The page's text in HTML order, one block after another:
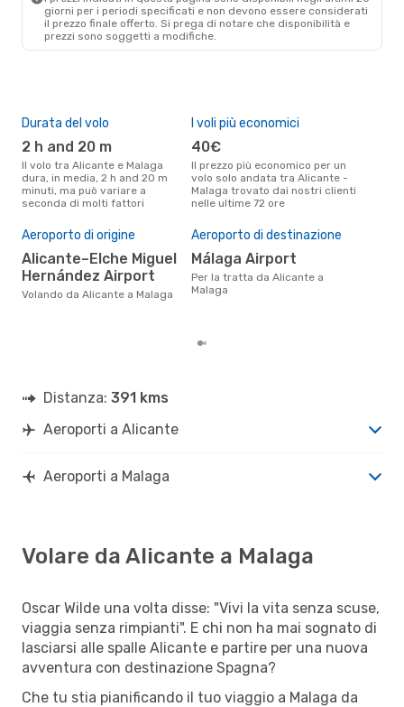
giorni per i periodi specificati e non devono essere considerati
il ​​prezzo finale offerto. Si prega di notare che disponibilità e
prezzi sono soggetti a modifiche.
Durata del volo
2 h and 20 m
Il volo tra Alicante e Malaga
dura, in media, 2 h and 20 m
minuti, ma può variare a
seconda di molti fattori
I voli più economici
40€
Il prezzo più economico per un
volo solo andata tra Alicante -
Malaga trovato dai nostri clienti
nelle ultime 72 ore
Aeroporto di origine
Alicante–Elche Miguel
Hernández Airport
Volando da Alicante a Malaga
Aeroporto di destinazione
Málaga Airport
Per la tratta da Alicante a
Malaga
Distanza: 391 kms
Aeroporti a Alicante
Aeroporti a Malaga
Volare da Alicante a Malaga
Oscar Wilde una volta disse: "Vivi la vita senza scuse,
viaggia senza rimpianti". E chi non ha mai sognato di
lasciarsi alle spalle Alicante e partire per una nuova
avventura con destinazione Spagna?
Che tu stia pianificando il tuo viaggio a Malaga da